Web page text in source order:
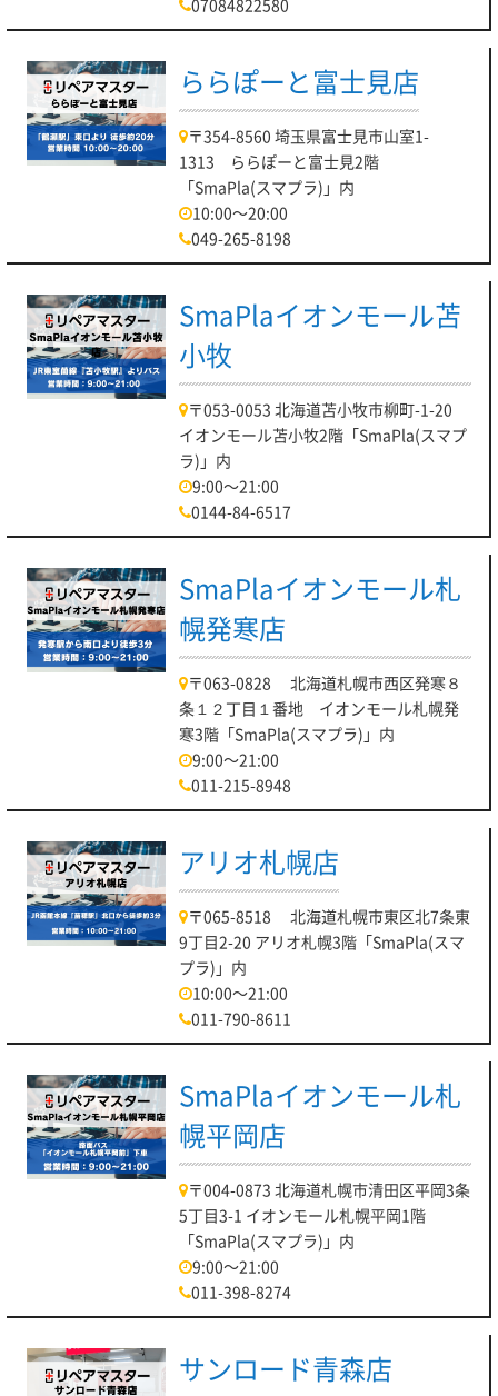
ららぽーと富士見店
〒354-8560 埼玉県富士見市山室1-
1313 ららぽーと富士見2階
「SmaPla(スマプラ)」内
10:00～20:00
049-265-8198
SmaPlaイオンモール苫
小牧
〒053-0053 北海道苫小牧市柳町-1-20
イオンモール苫小牧2階「SmaPla(スマプ
ラ)」内
9:00～21:00
0144-84-6517
SmaPlaイオンモール札
幌発寒店
〒063-0828 北海道札幌市西区発寒８
条１２丁目１番地 イオンモール札幌発
寒3階「SmaPla(スマプラ)」内
9:00～21:00
011-215-8948
アリオ札幌店
〒065-8518 北海道札幌市東区北7条東
9丁目2-20 アリオ札幌3階「SmaPla(スマ
プラ)」内
10:00～21:00
011-790-8611
SmaPlaイオンモール札
幌平岡店
〒004-0873 北海道札幌市清田区平岡3条
5丁目3-1 イオンモール札幌平岡1階
「SmaPla(スマプラ)」内
9:00～21:00
011-398-8274
サンロード青森店